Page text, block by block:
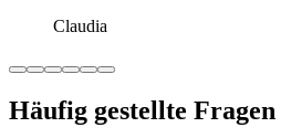
Claudia
Häufig gestellte Fragen